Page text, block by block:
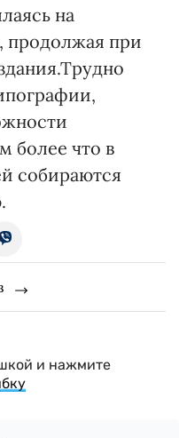
на
продолжая при
более что в
собираются
и нажмите